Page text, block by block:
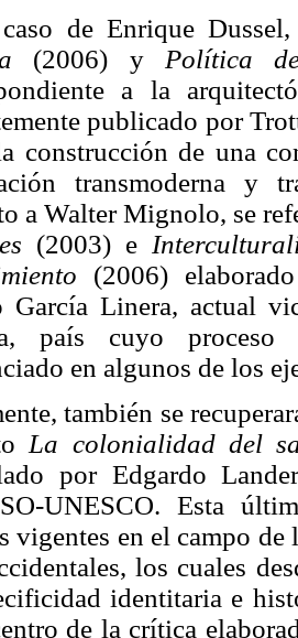
de Enrique
(2006) y Política
a la
publicado por
construcción de una
transmoderna y
a Walter Mignolo, se
(2003) e
(2006)
García Linera, actual
país cuyo proceso
en algunos de los
también se
La colonialidad del
por Edgardo
UNESCO. Esta
vigentes en el campo
los cuales
identitaria e
de la crítica